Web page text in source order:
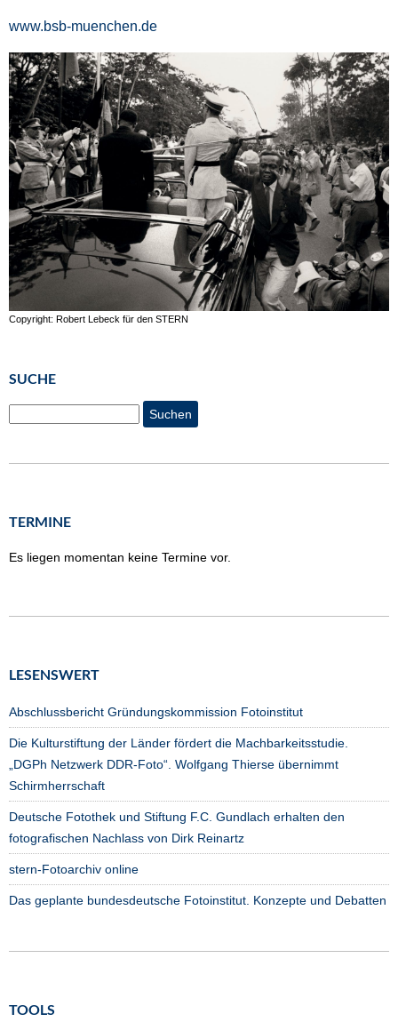
www.bsb-muenchen.de
Copyright: Robert Lebeck für den STERN
SUCHE
TERMINE
Es liegen momentan keine Termine vor.
LESENSWERT
Abschlussbericht Gründungskommission Fotoinstitut
Die Kulturstiftung der Länder fördert die Machbarkeitsstudie.
„DGPh Netzwerk DDR-Foto“. Wolfgang Thierse übernimmt
Schirmherrschaft
Deutsche Fotothek und Stiftung F.C. Gundlach erhalten den
fotografischen Nachlass von Dirk Reinartz
stern-Fotoarchiv online
Das geplante bundesdeutsche Fotoinstitut. Konzepte und Debatten
TOOLS